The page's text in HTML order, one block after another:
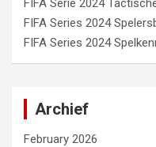
FIFA Serie 2024
FIFA Series 2024
FIFA Series 2024
Archief
February 2026